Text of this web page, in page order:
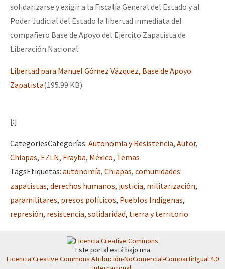
solidarizarse y exigir a la Fiscalía General del Estado y al
Poder Judicial del Estado la libertad inmediata del
compañero Base de Apoyo del Ejército Zapatista de
Liberación Nacional.
Libertad para Manuel Gómez Vázquez, Base de Apoyo
Zapatista(195.99 KB)
[:]
CategoriesCategorías: Autonomia y Resistencia, Autor,
Chiapas, EZLN, Frayba, México, Temas
TagsEtiquetas: autonomía, Chiapas, comunidades
zapatistas, derechos humanos, justicia, militarización,
paramilitares, presos políticos, Pueblos Indígenas,
represión, resistencia, solidaridad, tierra y territorio
Este portal está bajo una
Licencia Creative Commons Atribución-NoComercial-CompartirIgual 4.0